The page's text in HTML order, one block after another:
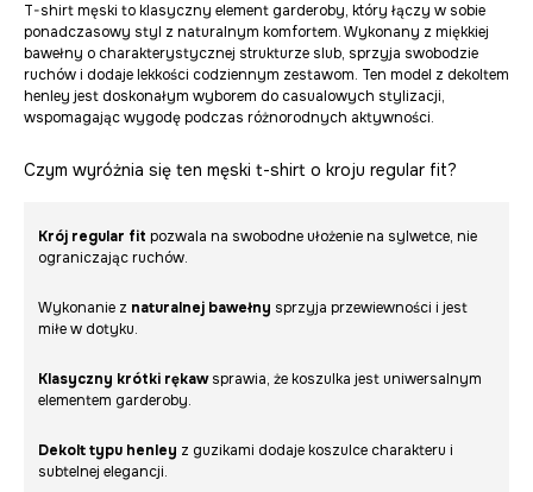
T-shirt męski to klasyczny element garderoby, który łączy w sobie
ponadczasowy styl z naturalnym komfortem. Wykonany z miękkiej
bawełny o charakterystycznej strukturze slub, sprzyja swobodzie
ruchów i dodaje lekkości codziennym zestawom. Ten model z dekoltem
henley jest doskonałym wyborem do casualowych stylizacji,
wspomagając wygodę podczas różnorodnych aktywności.
Czym wyróżnia się ten męski t-shirt o kroju regular fit?
Krój regular fit pozwala na swobodne ułożenie na sylwetce, nie
ograniczając ruchów.
Wykonanie z naturalnej bawełny sprzyja przewiewności i jest
miłe w dotyku.
Klasyczny krótki rękawsprawia, że koszulka jest uniwersalnym
elementem garderoby.
Dekolt typu henley z guzikami dodaje koszulce charakteru i
subtelnej elegancji.